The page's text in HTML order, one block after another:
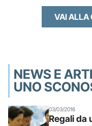
VAI ALLA
NEWS E
UNO
03/03/2016
Regali da